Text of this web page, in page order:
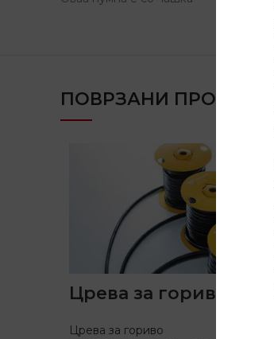
ПОВРЗАНИ
Црева за гориво
Црева за гориво